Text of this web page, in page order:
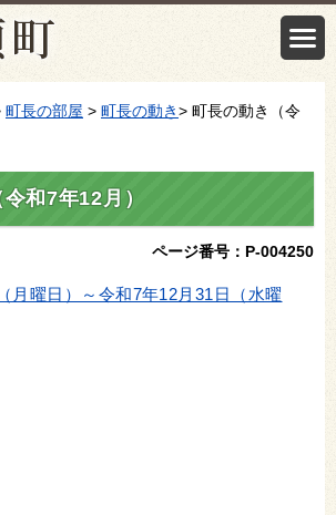
町長の部屋 > 町長の動き> 町長の動き（令
和7年12月）
ページ番号：P-004250
月曜日）～令和7年12月31日（水曜